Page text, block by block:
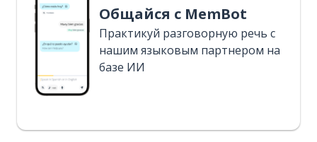
Общайся с MemBot
Практикуй разговорную речь с
нашим языковым партнером на
базе ИИ